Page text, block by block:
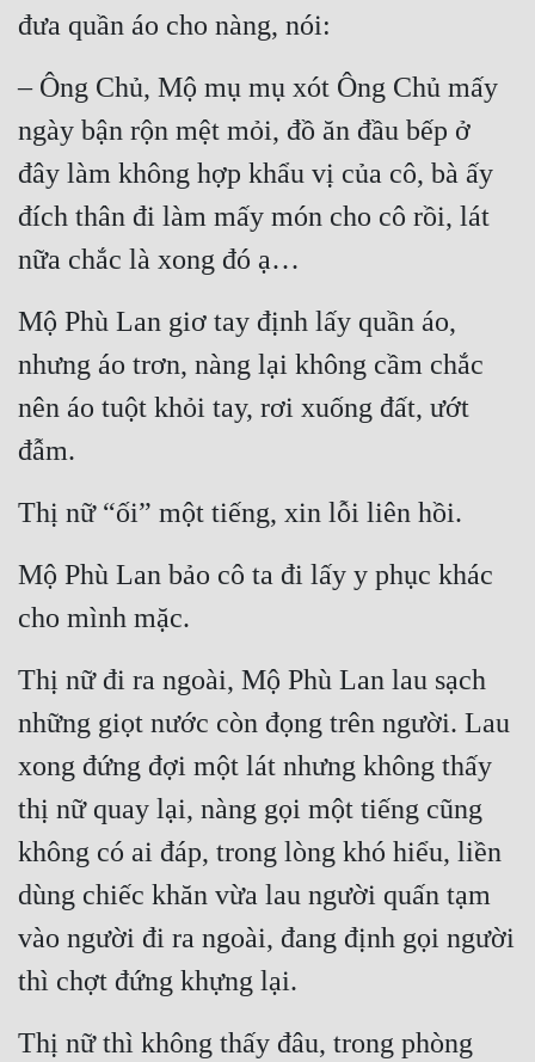
đưa quần áo cho nàng, nói:
– Ông Chủ, Mộ mụ mụ xót Ông Chủ mấy
ngày bận rộn mệt mỏi, đồ ăn đầu bếp ở
đây làm không hợp khẩu vị của cô, bà ấy
đích thân đi làm mấy món cho cô rồi, lát
nữa chắc là xong đó ạ…
Mộ Phù Lan giơ tay định lấy quần áo,
nhưng áo trơn, nàng lại không cầm chắc
nên áo tuột khỏi tay, rơi xuống đất, ướt
đẫm.
Thị nữ “ối” một tiếng, xin lỗi liên hồi.
Mộ Phù Lan bảo cô ta đi lấy y phục khác
cho mình mặc.
Thị nữ đi ra ngoài, Mộ Phù Lan lau sạch
những giọt nước còn đọng trên người. Lau
xong đứng đợi một lát nhưng không thấy
thị nữ quay lại, nàng gọi một tiếng cũng
không có ai đáp, trong lòng khó hiểu, liền
dùng chiếc khăn vừa lau người quấn tạm
vào người đi ra ngoài, đang định gọi người
thì chợt đứng khựng lại.
Thị nữ thì không thấy đâu, trong phòng